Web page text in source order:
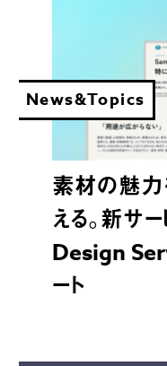
News&Topics
素材の魅力
える。新サ
Design
ート